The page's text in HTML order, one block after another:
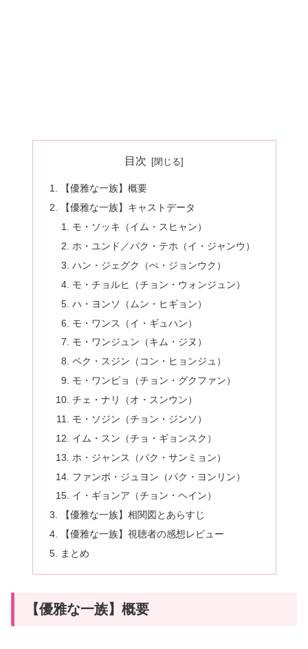
目次
【優雅な一族】概要
【優雅な一族】キャストデータ
モ・ソッキ（イム・スヒャン）
ホ・ユンド／パク・テホ（イ・ジャンウ）
ハン・ジェグク（ぺ・ジョンウク）
モ・チョルヒ（チョン・ウォンジュン）
ハ・ヨンソ（ムン・ヒギョン）
モ・ワンス（イ・ギュハン）
モ・ワンジュン（キム・ジヌ）
ペク・スジン（コン・ヒョンジュ）
モ・ワンピョ（チョン・グクファン）
チェ・ナリ（オ・スンウン）
モ・ソジン（チョン・ジンソ）
イム・スン（チョ・ギョンスク）
ホ・ジャンス（パク・サンミョン）
ファンボ・ジュヨン（パク・ヨンリン）
イ・ギョンア（チョン・ヘイン）
【優雅な一族】相関図とあらすじ
【優雅な一族】視聴者の感想レビュー
まとめ
【優雅な一族】概要